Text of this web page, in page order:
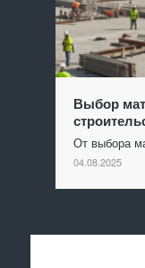
Выбор
От выбора
04.08.2025